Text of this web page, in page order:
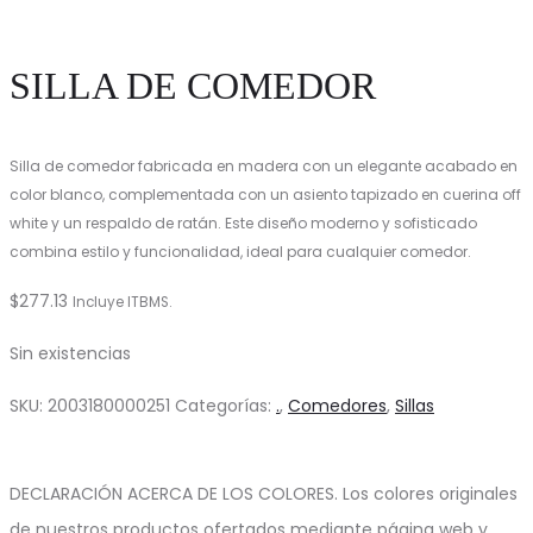
SILLA DE COMEDOR
Silla de comedor fabricada en madera con un elegante acabado en
color blanco, complementada con un asiento tapizado en cuerina off
white y un respaldo de ratán. Este diseño moderno y sofisticado
combina estilo y funcionalidad, ideal para cualquier comedor.
$277.13 Incluye ITBMS.
Sin existencias
SKU: 2003180000251 Categorías: ., Comedores, Sillas
DECLARACIÓN ACERCA DE LOS COLORES. Los colores originales